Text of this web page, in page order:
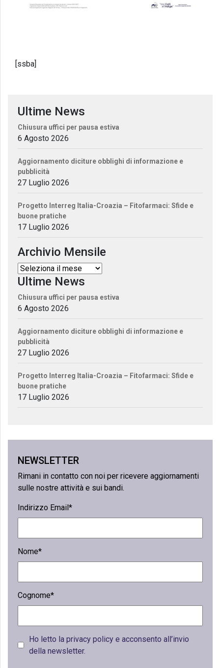
[ssba]
Ultime News
Chiusura uffici per pausa estiva
6 Agosto 2026
Aggiornamento diciture obblighi di informazione e
pubblicità
27 Luglio 2026
Progetto Interreg Italia-Croazia – Fitofarmaci: Sfide e
buone pratiche
17 Luglio 2026
Archivio Mensile
Ultime News
Chiusura uffici per pausa estiva
6 Agosto 2026
Aggiornamento diciture obblighi di informazione e
pubblicità
27 Luglio 2026
Progetto Interreg Italia-Croazia – Fitofarmaci: Sfide e
buone pratiche
17 Luglio 2026
NEWSLETTER
Rimani in contatto con noi per ricevere aggiornamenti
sulle nostre attività e sui bandi.
Indirizzo Email*
Nome*
Cognome*
Ho letto la privacy policy e acconsento all’invio
della newsletter.